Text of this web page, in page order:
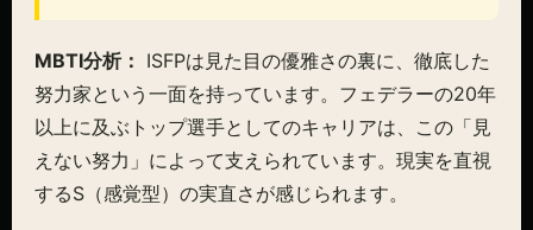
MBTI分析： ISFPは見た目の優雅さの裏に、徹底した
努力家という一面を持っています。フェデラーの20年
以上に及ぶトップ選手としてのキャリアは、この「見
えない努力」によって支えられています。現実を直視
するS（感覚型）の実直さが感じられます。